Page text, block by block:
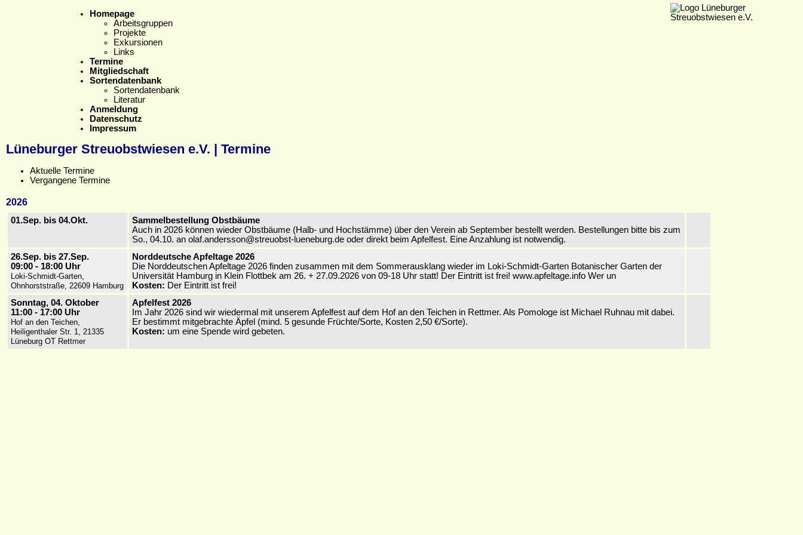
Homepage
Arbeitsgruppen
Projekte
Exkursionen
Links
Termine
Mitgliedschaft
Sortendatenbank
Sortendatenbank
Literatur
Anmeldung
Datenschutz
Impressum
Lüneburger Streuobstwiesen e.V. | Termine
Aktuelle Termine
Vergangene Termine
2026
01.Sep. bis 04.Okt.
Sammelbestellung Obstbäume
Auch in 2026 können wieder Obstbäume (Halb- und Hochstämme) über den Verein ab September bestellt werden. Bestellungen bitte bis zum
So., 04.10. an olaf.andersson@streuobst-lueneburg.de oder direkt beim Apfelfest. Eine Anzahlung ist notwendig.
26.Sep. bis 27.Sep.
09:00 - 18:00 Uhr
Loki-Schmidt-Garten,
Ohnhorststraße, 22609 Hamburg
Norddeutsche Apfeltage 2026
Die Norddeutschen Apfeltage 2026 finden zusammen mit dem Sommerausklang wieder im Loki-Schmidt-Garten Botanischer Garten der
Universität Hamburg in Klein Flottbek am 26. + 27.09.2026 von 09-18 Uhr statt! Der Eintritt ist frei! www.apfeltage.info Wer un
Kosten: Der Eintritt ist frei!
Sonntag, 04. Oktober
11:00 - 17:00 Uhr
Hof an den Teichen,
Heiligenthaler Str. 1, 21335
Lüneburg OT Rettmer
Apfelfest 2026
Im Jahr 2026 sind wir wiedermal mit unserem Apfelfest auf dem Hof an den Teichen in Rettmer. Als Pomologe ist Michael Ruhnau mit dabei.
Er bestimmt mitgebrachte Äpfel (mind. 5 gesunde Früchte/Sorte, Kosten 2,50 €/Sorte).
Kosten: um eine Spende wird gebeten.